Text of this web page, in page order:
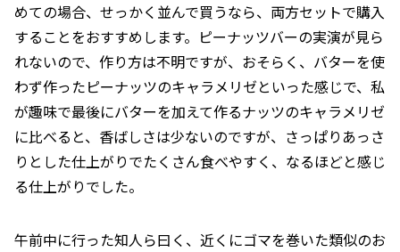
めての場合、せっかく並んで買うなら、両方セットで購入
することをおすすめします。ピーナッツバーの実演が見ら
れないので、作り方は不明ですが、おそらく、バターを使
わず作ったピーナッツのキャラメリゼといった感じで、私
が趣味で最後にバターを加えて作るナッツのキャラメリゼ
に比べると、香ばしさは少ないのですが、さっぱりあっさ
りとした仕上がりでたくさん食べやすく、なるほどと感じ
る仕上がりでした。
午前中に行った知人ら曰く、近くにゴマを巻いた類似のお